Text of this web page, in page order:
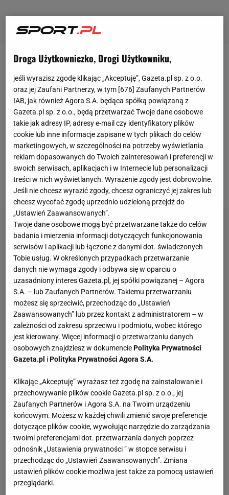
Jonathan Barnett, agent Wojciecha Szczęsnego
udzielił wywiadu dziennikarzowi "Tuttosport", w
którym przyznał, że reprezentant Polski mógłby
kosztować 80 milionów euro. -Szczęsnyjest wart co
najmniej tyle, co Alisson, ale spokojnie. Nie jest na
sprzedaż. Zostanie w Juventusie - przyznał
Jonathan Barnett, jeden z najbardziej wpływowych
agentów w świecie piłki, a przy okazji przedstawiciel
Wojciecha Szczęsnego.
Droga Użytkowniczko, Drogi Użytkowniku,
jeśli wyrazisz zgodę klikając „Akceptuję”, Gazeta.pl sp. z o.o.
oraz jej Zaufani Partnerzy, w tym [676] Zaufanych Partnerów
IAB, jak również Agora S.A. będąca spółką powiązaną z
Gazeta.pl sp. z o.o., będą przetwarzać Twoje dane osobowe
takie jak adresy IP, adresy e-mail czy identyfikatory plików
cookie lub inne informacje zapisane w tych plikach do celów
marketingowych, w szczególności na potrzeby wyświetlania
reklam dopasowanych do Twoich zainteresowań i preferencji w
swoich serwisach, aplikacjach i w Internecie lub personalizacji
treści w nich wyświetlanych. Wyrażenie zgody jest dobrowolne.
Jeśli nie chcesz wyrazić zgody, chcesz ograniczyć jej zakres lub
chcesz wycofać zgodę uprzednio udzieloną przejdź do
„Ustawień Zaawansowanych”.
Twoje dane osobowe mogą być przetwarzane także do celów
badania i mierzenia informacji dotyczących funkcjonowania
serwisów i aplikacji lub łączone z danymi dot. świadczonych
Tobie usług. W określonych przypadkach przetwarzanie
danych nie wymaga zgody i odbywa się w oparciu o
uzasadniony interes Gazeta.pl, jej spółki powiązanej – Agora
S.A. – lub Zaufanych Partnerów. Takiemu przetwarzaniu
możesz się sprzeciwić, przechodząc do „Ustawień
Zaawansowanych” lub przez kontakt z administratorem – w
zależności od zakresu sprzeciwu i podmiotu, wobec którego
jest kierowany. Więcej informacji o przetwarzaniu danych
osobowych znajdziesz w dokumenciePolityka Prywatności
Gazeta.pl iPolityka Prywatności Agora S.A.
Klikając „Akceptuję” wyrażasz też zgodę na zainstalowanie i
przechowywanie plików cookie Gazeta.pl sp. z o.o., jej
Zaufanych Partnerów i Agora S.A. na Twoim urządzeniu
końcowym. Możesz w każdej chwili zmienić swoje preferencje
dotyczące plików cookie, wywołując narzędzie do zarządzania
twoimi preferencjami dot. przetwarzania danych poprzez
odnośnik „Ustawienia prywatności ” w stopce serwisu i
przechodząc do „Ustawień Zaawansowanych”. Zmiana
ustawień plików cookie możliwa jest także za pomocą ustawień
przeglądarki.